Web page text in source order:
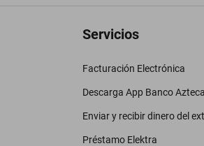
Servicios
Facturación Electrónica
Descarga App Banco Azteca
Enviar y recibir dinero del
Préstamo Elektra